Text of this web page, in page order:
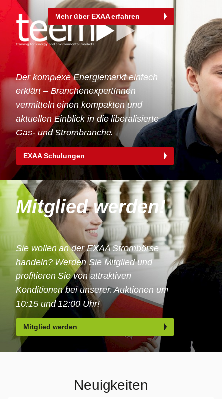
Mehr über EXAA erfahren
Der komplexe Energiemarkt einfach
erklärt – BranchenexpertInnen
vermitteln einen kompakten und
aktuellen Einblick in die liberalisierte
Gas- und Strombranche.
EXAA Schulungen
Mitglied werden!
Sie wollen an der EXAA Strombörse
handeln? Werden Sie Mitglied und
profitieren Sie von attraktiven
Konditionen bei unseren Auktionen um
10:15 und 12:00 Uhr!
Mitglied werden
Neuigkeiten